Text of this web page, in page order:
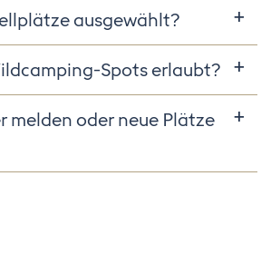
ausgewählt?
Spots erlaubt?
melden oder neue Plätze